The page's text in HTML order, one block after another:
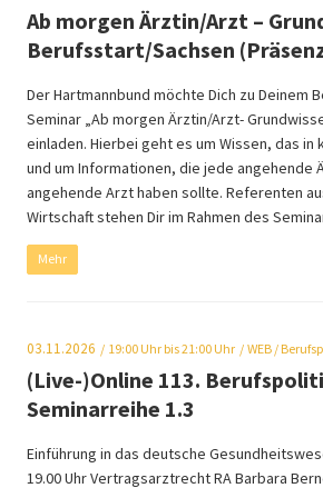
Ab morgen Ärztin/Arzt –
Berufsstart/Sachsen
Der Hartmannbund möchte Dich zu Deinem
Seminar „Ab morgen Ärztin/Arzt-
einladen. Hierbei geht es um Wissen, das in
und um Informationen, die jede angehende
angehende Arzt haben sollte. Referenten
Wirtschaft stehen Dir im Rahmen des
Mehr
03.11.2026 19:00 Uhr bis 21:00 Uhr WEB /
(Live-)Online 113.
Seminarreihe 1.3
Einführung in das deutsche
19.00 Uhr Vertragsarztrecht RA Barbara